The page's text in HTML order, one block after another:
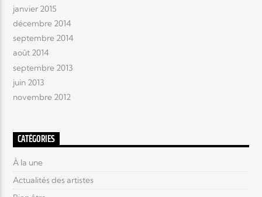
janvier 2015
décembre 2014
septembre 2014
août 2014
septembre 2013
juin 2013
novembre 2012
CATÉGORIES
À la une
Actualités des artistes